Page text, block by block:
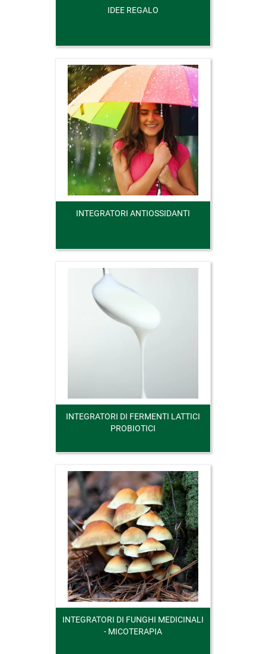
IDEE REGALO
INTEGRATORI ANTIOSSIDANTI
INTEGRATORI DI FERMENTI LATTICI
PROBIOTICI
INTEGRATORI DI FUNGHI MEDICINALI
- MICOTERAPIA